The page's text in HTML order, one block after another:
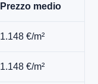
Prezzo medio
1.148 €/m²
1.148 €/m²